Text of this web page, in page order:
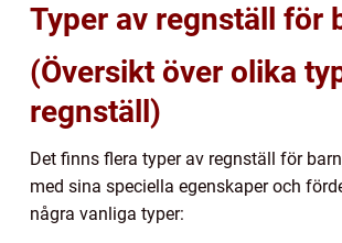
Typer av regnställ för
(Översikt över olika
regnställ)
Det finns flera typer av regnställ för
med sina speciella egenskaper och
några vanliga typer: